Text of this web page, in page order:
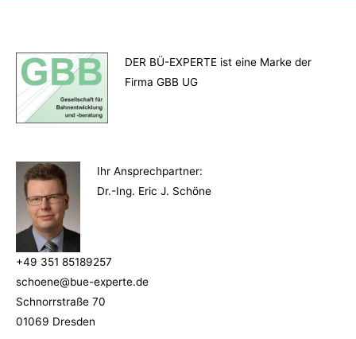
DER BÜ-EXPERTE ist eine Marke der
Firma GBB UG
Ihr Ansprechpartner:
Dr.-Ing. Eric J. Schöne
+49 351 85189257
schoene@bue-experte.de
Schnorrstraße 70
01069 Dresden